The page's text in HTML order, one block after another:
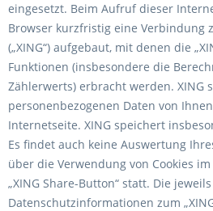
eingesetzt. Beim Aufruf dieser
Browser kurzfristig eine Verbindung
(„XING“) aufgebaut, mit denen die
Funktionen (insbesondere die
Zählerwerts) erbracht werden. XING
personenbezogenen Daten von
Internetseite. XING speichert
Es findet auch keine Auswertung
über die Verwendung von Cookies
„XING Share-Button“ statt. Die
Datenschutzinformationen zum